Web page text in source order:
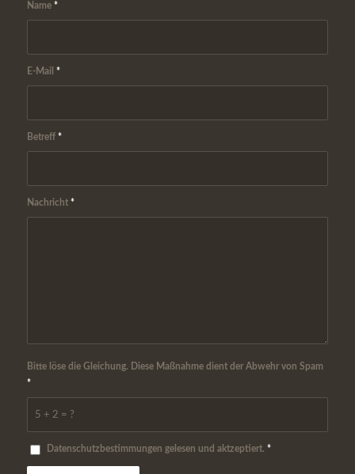
Name *
E-Mail *
Betreff *
Nachricht *
5 + 2 = ?
Bitte löse die Gleichung. Diese Maßnahme dient der Abwehr von Spam
*
Datenschutzbestimmungen gelesen und aktzeptiert. *